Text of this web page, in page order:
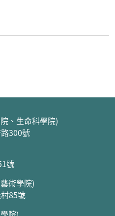
、生命科學院)
300號
號
術學院)
85號